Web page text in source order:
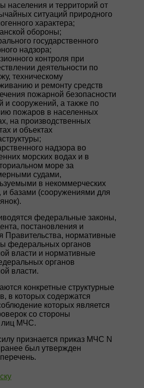
населения и территорий от
ситуаций природного
характера;
обороны;
государственного
надзора;
контроля при
деятельности по
техническому
и ремонту средств
пожарной безопасности
и сооружений, а также по
пожаров в населенных
на производственных
и объектах
надзора во
морских водах и в
море за
судами,
в некоммерческих
и базами (сооружениями для
федеральные законы,
постановления и
Правительства, нормативные
федеральных органов
власти и нормативные
органов
власти.
конкретные структурные
в которых содержатся
которых является
со стороны
лиц МЧС.
признается приказ МЧС N
был утвержден